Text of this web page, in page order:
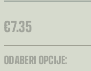
€7.35
ODABERI OPCIJE: